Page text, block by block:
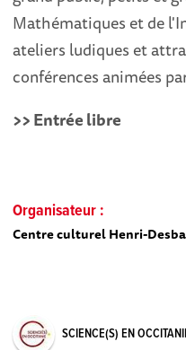
Mathématiques et de
ateliers ludiques et
conférences animées
>> Entrée libre
Organisateur :
Centre culturel Henri-
SCIENCE(S) EN